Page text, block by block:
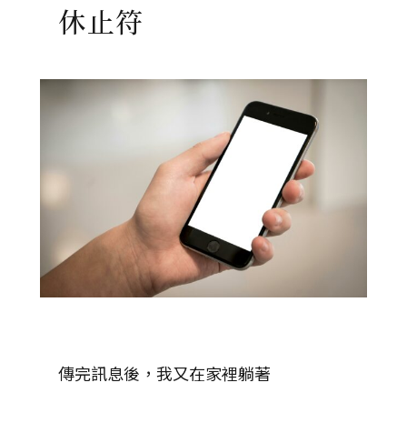
休止符
傳完訊息後，我又在家裡躺著